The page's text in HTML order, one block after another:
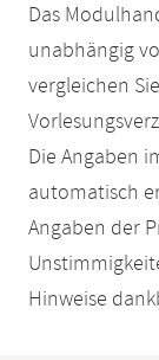
Das
unabhängig
vergleichen
Die Angaben
automatisch
Angaben der
Hinweise